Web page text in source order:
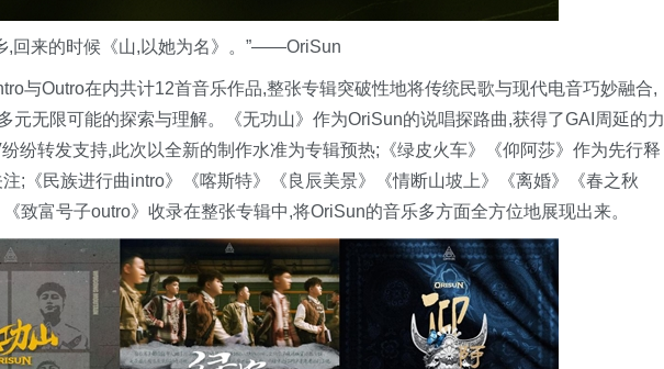
,回来的时候《山,以她为名》。”——OriSun
与Outro在内共计12首音乐作品,整张专辑突破性地将传统民歌与现代电音巧妙融合,
元无限可能的探索与理解。《无功山》作为OriSun的说唱探路曲,获得了GAI周延的力
纷转发支持,此次以全新的制作水准为专辑预热;《绿皮火车》《仰阿莎》作为先行释
;《民族进行曲intro》《喀斯特》《良辰美景》《情断山坡上》《离婚》《春之秋
致富号子outro》收录在整张专辑中,将OriSun的音乐多方面全方位地展现出来。